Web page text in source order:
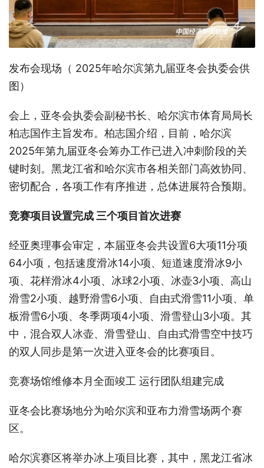
发布会现场（ 2025年哈尔滨第九届亚冬会执委会供
图）
会上，亚冬会执委会副秘书长、哈尔滨市体育局局长
柏志国作主旨发布。柏志国介绍，目前，哈尔滨
2025年第九届亚冬会筹办工作已进入冲刺阶段的关
键时刻。黑龙江省和哈尔滨市各相关部门高效协同、
密切配合，各项工作有序推进，总体进展符合预期。
竞赛项目设置完成 三个项目首次进赛
经亚奥理事会审定，本届亚冬会共设置6大项11分项
64小项，包括速度滑冰14小项、短道速度滑冰9小
项、花样滑冰4小项、冰球2小项、冰壶3小项、高山
滑雪2小项、越野滑雪6小项、自由式滑雪11小项、单
板滑雪6小项、冬季两项4小项、滑雪登山3小项。其
中，混合双人冰壶、滑雪登山、自由式滑雪空中技巧
的双人同步是第一次进入亚冬会的比赛项目。
竞赛场馆维修本月全面竣工 运行团队组建完成
亚冬会比赛场地分为哈尔滨和亚布力滑雪场两个赛
区。
哈尔滨赛区将举办冰上项目比赛，其中，黑龙江省冰